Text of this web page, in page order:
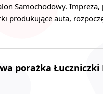
Samochodowy. Impreza,
produkujące auta,
porażka Łuczniczki